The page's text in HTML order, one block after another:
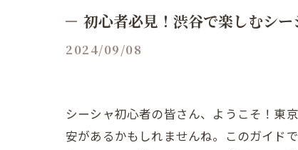
初心者必見！渋谷で楽しむシ
2024/09/08
シーシャ初心者の皆さん、ようこそ！東
安があるかもしれませんね。このガイド